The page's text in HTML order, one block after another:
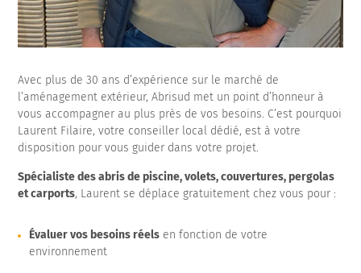
Avec plus de 30 ans d’expérience sur le marché de
l’aménagement extérieur, Abrisud met un point d’honneur à
vous accompagner au plus près de vos besoins. C’est pourquoi
Laurent Filaire, votre conseiller local dédié, est à votre
disposition pour vous guider dans votre projet.
Spécialiste des abris de piscine, volets, couvertures, pergolas
et carports, Laurent se déplace gratuitement chez vous pour :
Évaluer vos besoins réels en fonction de votre
environnement